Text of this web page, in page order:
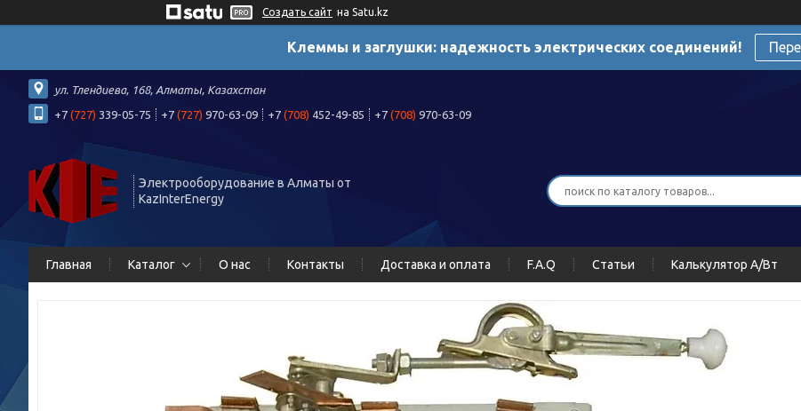
Создать сайт на Satu.kz
Клеммы и заглушки: надежность электрических соединений!
ул. Тлендиева, 168, Алматы, Казахстан
+7 (727) 339-05-75 +7 (727) 970-63-09 +7 (708) 452-49-85 +7 (708) 970-63-09
Электрооборудование в Алматы от
KazInterEnergy
Главная Каталог О нас Контакты Доставка и оплата F.A.Q Статьи Калькулятор А/Вт